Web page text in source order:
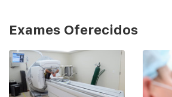
Exames Oferecidos